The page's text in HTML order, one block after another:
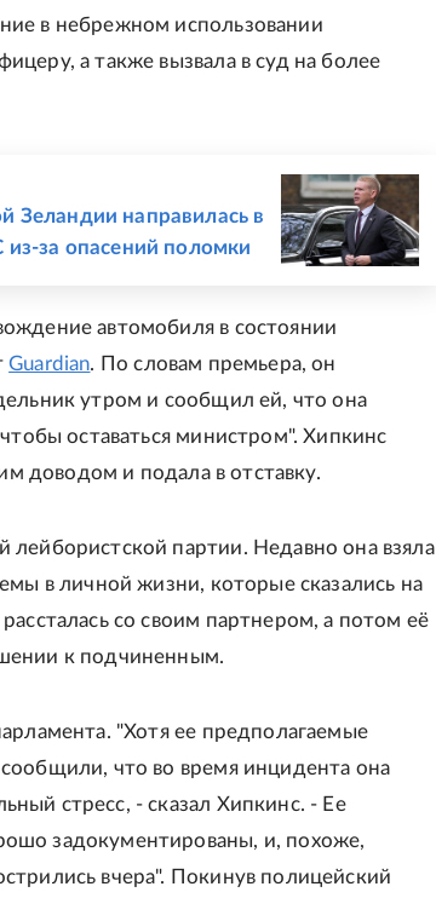
в небрежном использовании
а также вызвала в суд на более
Зеландии направилась в
за опасений поломки
автомобиля в состоянии
Guardian. По словам премьера, он
утром и сообщил ей, что она
оставаться министром". Хипкинс
доводом и подала в отставку.
лейбористской партии. Недавно она взяла
в личной жизни, которые сказались на
со своим партнером, а потом её
к подчиненным.
"Хотя ее предполагаемые
что во время инцидента она
стресс, - сказал Хипкинс. - Ее
задокументированы, и, похоже,
вчера". Покинув полицейский